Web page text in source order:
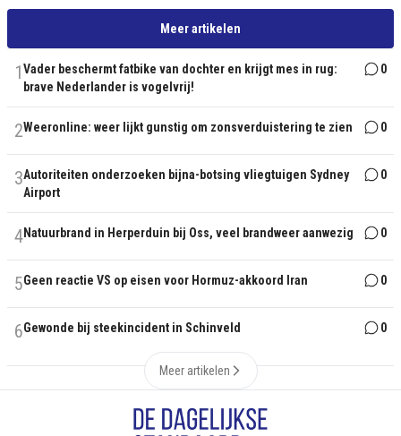
Meer artikelen
1Vader beschermt fatbike van dochter en krijgt mes in rug:
brave Nederlander is vogelvrij!
0
2Weeronline: weer lijkt gunstig om zonsverduistering te zien 0
3Autoriteiten onderzoeken bijna-botsing vliegtuigen Sydney
Airport
0
4Natuurbrand in Herperduin bij Oss, veel brandweer aanwezig 0
5Geen reactie VS op eisen voor Hormuz-akkoord Iran 0
6Gewonde bij steekincident in Schinveld 0
Meer artikelen